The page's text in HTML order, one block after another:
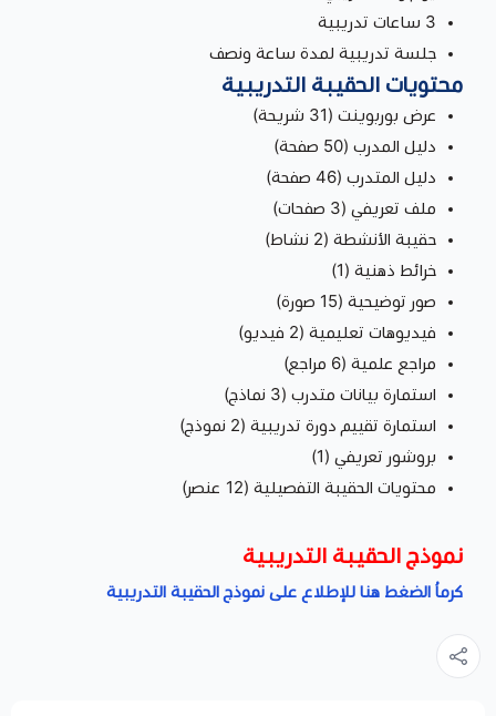
3 ساعات تدريبية
جلسة تدريبية لمدة ساعة ونصف
محتويات الحقيبة التدريبية
عرض بوربوينت (31 شريحة)
دليل المدرب (50 صفحة)
دليل المتدرب (46 صفحة)
ملف تعريفي (3 صفحات)
حقيبة الأنشطة (2 نشاط)
خرائط ذهنية (1)
صور توضيحية (15 صورة)
فيديوهات تعليمية (2 فيديو)
مراجع علمية (6 مراجع)
استمارة بيانات متدرب (3 نماذج)
استمارة تقييم دورة تدريبية (2 نموذج)
بروشور تعريفي (1)
محتويات الحقيبة التفصيلية (12 عنصر)
نموذج الحقيبة التدريبية
كرماُ الضغط هنا للإطلاع على نموذج الحقيبة التدريبية